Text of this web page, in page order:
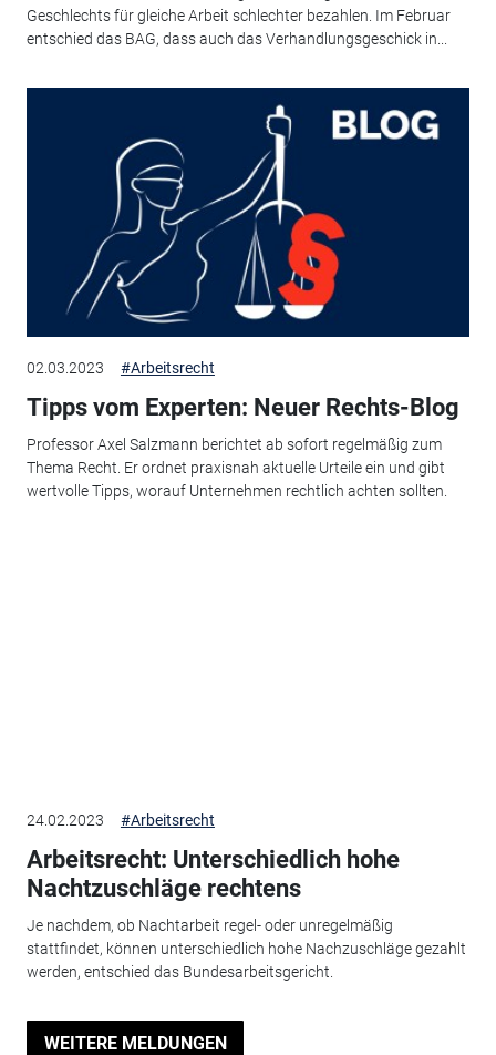
Geschlechts für gleiche Arbeit schlechter bezahlen. Im Februar
entschied das BAG, dass auch das Verhandlungsgeschick in...
02.03.2023 #Arbeitsrecht
Tipps vom Experten: Neuer Rechts-Blog
Professor Axel Salzmann berichtet ab sofort regelmäßig zum
Thema Recht. Er ordnet praxisnah aktuelle Urteile ein und gibt
wertvolle Tipps, worauf Unternehmen rechtlich achten sollten.
24.02.2023 #Arbeitsrecht
Arbeitsrecht: Unterschiedlich hohe
Nachtzuschläge rechtens
Je nachdem, ob Nachtarbeit regel- oder unregelmäßig
stattfindet, können unterschiedlich hohe Nachzuschläge gezahlt
werden, entschied das Bundesarbeitsgericht.
WEITERE MELDUNGEN